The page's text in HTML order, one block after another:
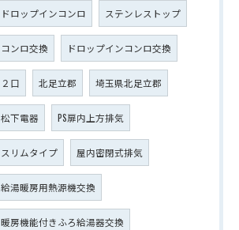
ドロップインコンロ ステンレストップ
コンロ交換 ドロップインコンロ交換
２口 北足立郡 埼玉県北足立郡
松下電器 PS扉内上方排気
スリムタイプ 屋内密閉式排気
給湯暖房用熱源機交換
暖房機能付きふろ給湯器交換